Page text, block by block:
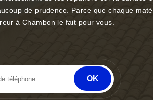
de prudence. Parce que chaque
à Chambon le fait pour vous.